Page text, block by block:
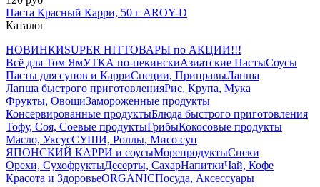
Паста Красный Карри, 50 г AROY-D
Каталог
НОВИНКИSUPER HITТОВАРЫ по АКЦИИ!!!
Всё для Том ЯмУТКА по-пекинскиАзиатские ПастыСоусы
Пасты для супов и КарриСпеции, ПриправыЛапша
Лапша быстрого приготовленияРис, Крупа, Мука
Фрукты, ОвощиЗамороженные продукты
Консервированные продуктыБлюда быстрого приготовления
Тофу, Соя, Соевые продуктыГрибыКокосовые продукты
Масло, УксусСУШИ, Роллы, Мисо суп
ЯПОНСКИЙ КАРРИ и соусыМорепродуктыСнеки
Орехи, СухофруктыДесерты, СахарНапиткиЧай, Кофе
Красота и ЗдоровьеORGANICПосуда, Аксессуары